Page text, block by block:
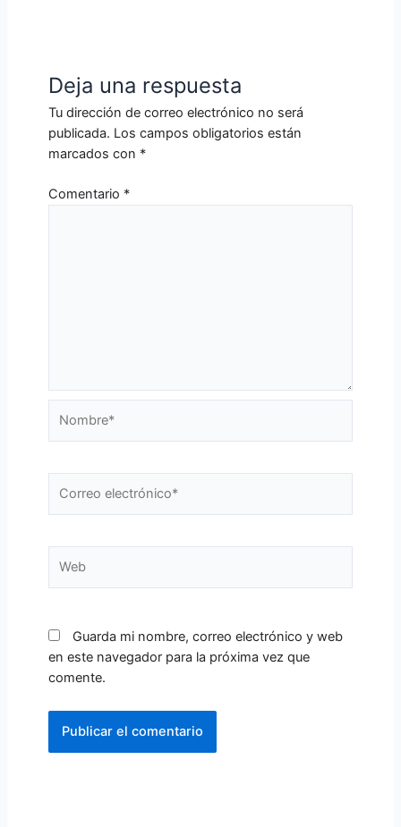
Deja una respuesta
Tu dirección de correo electrónico no será
publicada. Los campos obligatorios están
marcados con *
Comentario *
electrónico*
Guarda mi nombre, correo electrónico y web
en este navegador para la próxima vez que
comente.